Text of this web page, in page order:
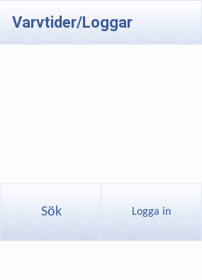
Varvtider/Loggar
Sök Logga in